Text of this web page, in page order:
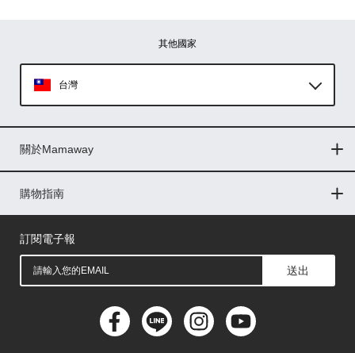
其他國家
台灣
印尼
馬來西亞
關於Mamaway
門市據點
最新消息
品牌故事
人力招募
媒體花絮
隱私權聲明
CSR企業社會責任
購物指南
購物常見問題
退換貨問題
儲值金使用條款
購買儲值金
發票問題
會員權益
線上留言
吸乳器-免費體驗
訂閱電子報
送出